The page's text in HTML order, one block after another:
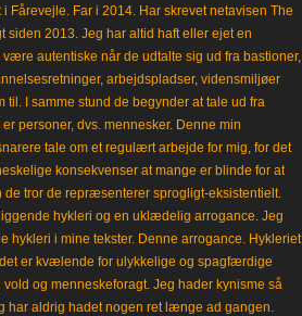
Fårevejle. Far i 2014. Har skrevet netavisen The
2013. Jeg har altid haft eller ejet en
autentiske når de udtalte sig ud fra bastioner,
arbejdspladser, vidensmiljøer
I samme stund de begynder at tale ud fra
personer, dvs. mennesker. Denne min
tale om et regulært arbejde for mig, for det
konsekvenser at mange er blinde for at
tror de repræsenterer sprogligt-eksistentielt.
hykleri og en uklædelig arrogance. Jeg
hykleri i mine tekster. Denne arrogance. Hykleriet
er kvælende for ulykkelige og spagfærdige
og menneskeforagt. Jeg hader kynisme så
har aldrig hadet nogen ret længe ad gangen.